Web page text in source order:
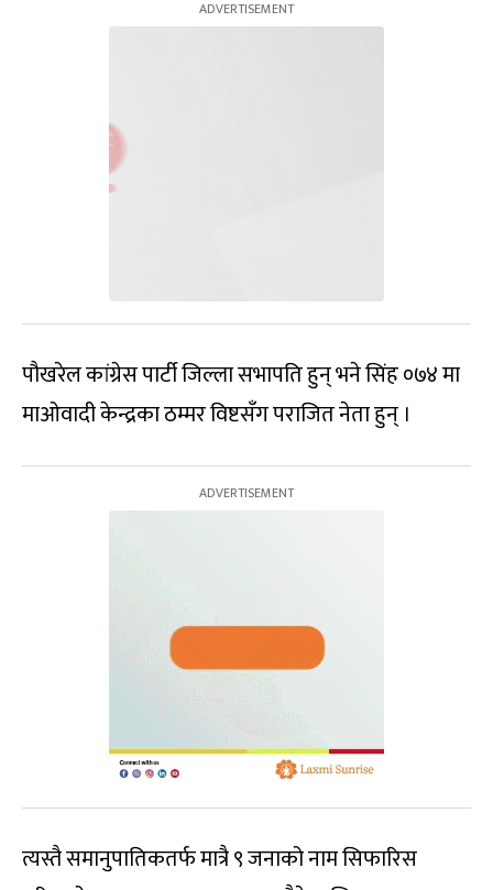
पौखरेल कांग्रेस पार्टी जिल्ला सभापति हुन् भने सिंह ०७४ मा
माओवादी केन्द्रका ठम्मर विष्टसँग पराजित नेता हुन् ।
त्यस्तै समानुपातिकतर्फ मात्रै ९ जनाको नाम सिफारिस